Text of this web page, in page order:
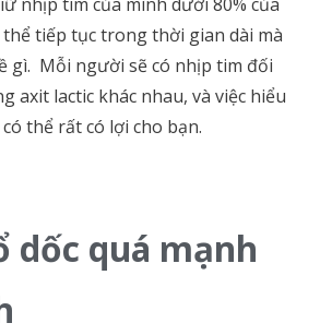
tiếp tục trong thời gian dài mà
gì. Mỗi người sẽ có nhịp tim đối
axit lactic khác nhau, và việc hiểu
thể rất có lợi cho bạn.
dốc quá mạnh